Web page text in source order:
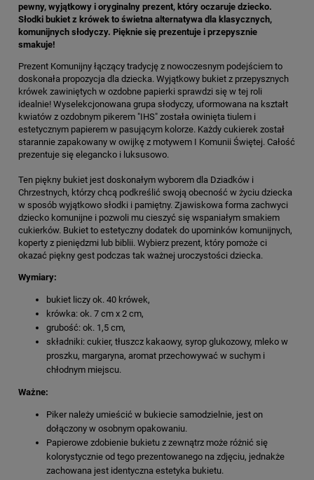
pewny, wyjątkowy i oryginalny prezent, który oczaruje dziecko.
Słodki bukiet z krówek to świetna alternatywa dla klasycznych,
komunijnych słodyczy. Pięknie się prezentuje i przepysznie
smakuje!
Prezent Komunijny łączący tradycję z nowoczesnym podejściem to
doskonała propozycja dla dziecka. Wyjątkowy bukiet z przepysznych
krówek zawiniętych w ozdobne papierki sprawdzi się w tej roli
idealnie! Wyselekcjonowana grupa słodyczy, uformowana na kształt
kwiatów z ozdobnym pikerem "IHS" została owinięta tiulem i
estetycznym papierem w pasującym kolorze. Każdy cukierek został
starannie zapakowany w owijkę z motywem I Komunii Świętej. Całość
prezentuje się elegancko i luksusowo.
Ten piękny bukiet jest doskonałym wyborem dla Dziadków i
Chrzestnych, którzy chcą podkreślić swoją obecność w życiu dziecka
w sposób wyjątkowo słodki i pamiętny. Zjawiskowa forma zachwyci
dziecko komunijne i pozwoli mu cieszyć się wspaniałym smakiem
cukierków. Bukiet to estetyczny dodatek do upominków komunijnych,
koperty z pieniędzmi lub biblii. Wybierz prezent, który pomoże ci
okazać piękny gest podczas tak ważnej uroczystości dziecka.
Wymiary:
bukiet liczy ok. 40 krówek,
krówka: ok. 7 cm x 2 cm,
grubość: ok. 1,5 cm,
składniki: cukier, tłuszcz kakaowy, syrop glukozowy, mleko w
proszku, margaryna, aromat przechowywać w suchym i
chłodnym miejscu.
Ważne:
Piker należy umieścić w bukiecie samodzielnie, jest on
dołączony w osobnym opakowaniu.
Papierowe zdobienie bukietu z zewnątrz może różnić się
kolorystycznie od tego prezentowanego na zdjęciu, jednakże
zachowana jest identyczna estetyka bukietu.